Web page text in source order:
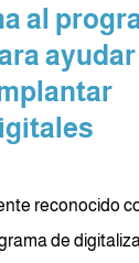
al
ayudar
reconocido
de